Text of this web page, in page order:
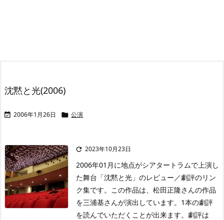
沈黙と光(2006)
 2006年1月26日  公演
 2023年10月23日
2006年01月に地点がシアタートラムで上演し
た舞台「沈黙と光」のレビュー／劇評のリン
ク集です。この作品は、松田正隆さんの作品
を三浦基さんが演出しています。1本の劇評
を読んでいただくことが出来ます。劇評は